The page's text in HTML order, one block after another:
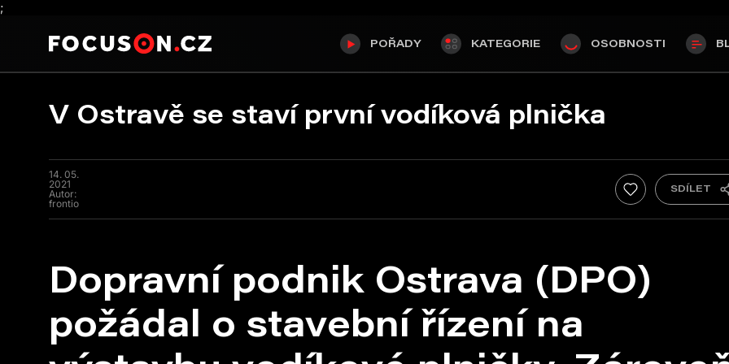
;
POŘADY KATEGORIE OSOBNOSTI
V Ostravě se staví první vodíková plnička
14. 05.
2021
Autor:
frontio
Dopravní podnik Ostrava (DPO)
požádal o stavební řízení na